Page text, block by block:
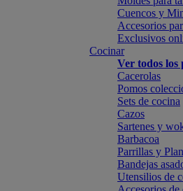
Cuencos y
Accesorios
Exclusivos
Cocinar
Ver todos los
Cacerolas
Pomos
Sets de cocina
Cazos
Sartenes y
Barbacoa
Parrillas y
Bandejas
Utensilios de